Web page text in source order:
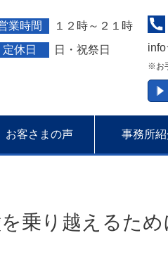
業時間 １２時～２１時
定休日 日・祝祭日 info
※お
お客さまの声 事務所紹
乗り越えるため